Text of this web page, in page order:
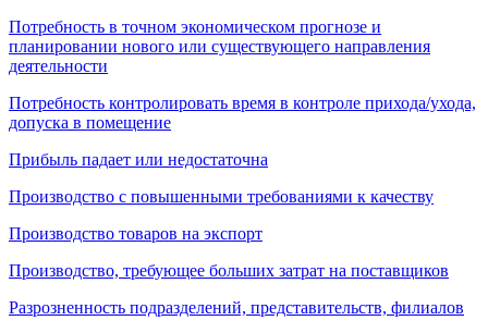
Потребность в точном экономическом прогнозе и
планировании нового или существующего направления
деятельности
Потребность контролировать время в контроле прихода/ухода,
допуска в помещение
Прибыль падает или недостаточна
Производство с повышенными требованиями к качеству
Производство товаров на экспорт
Производство, требующее больших затрат на поставщиков
Разрозненность подразделений, представительств, филиалов